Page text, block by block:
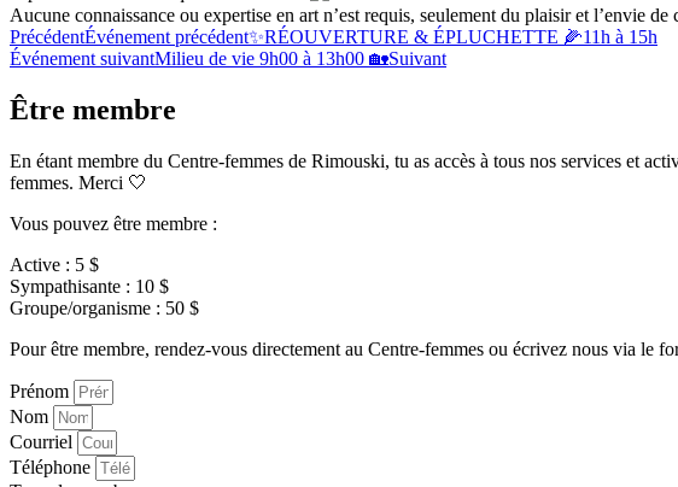
Aucune connaissance ou expertise en art n’est requis, seulement du plaisir et l’envie de
PrécédentÉvénement précédent✨RÉOUVERTURE & ÉPLUCHETTE 🌽11h à 15h
Événement suivantMilieu de vie 9h00 à 13h00 🏡Suivant
Être membre
En étant membre du Centre-femmes de Rimouski, tu as accès à tous nos services et
femmes. Merci 🤍
Vous pouvez être membre :
Active : 5 $
Sympathisante : 10 $
Groupe/organisme : 50 $
Pour être membre, rendez-vous directement au Centre-femmes ou écrivez nous via le
Prénom
Nom
Courriel
Téléphone